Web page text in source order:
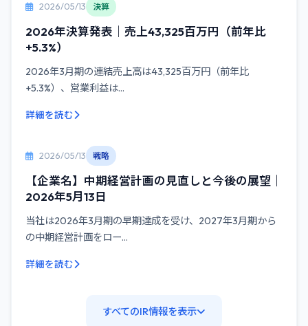
2026/05/13 決算
2026年決算発表｜売上43,325百万円（前年比
+5.3%）
2026年3月期の連結売上高は43,325百万円（前年比
+5.3%）、営業利益は...
詳細を読む
2026/05/13 戦略
【企業名】中期経営計画の見直しと今後の展望｜
2026年5月13日
当社は2026年3月期の早期達成を受け、2027年3月期から
の中期経営計画をロー...
詳細を読む
すべてのIR情報を表示